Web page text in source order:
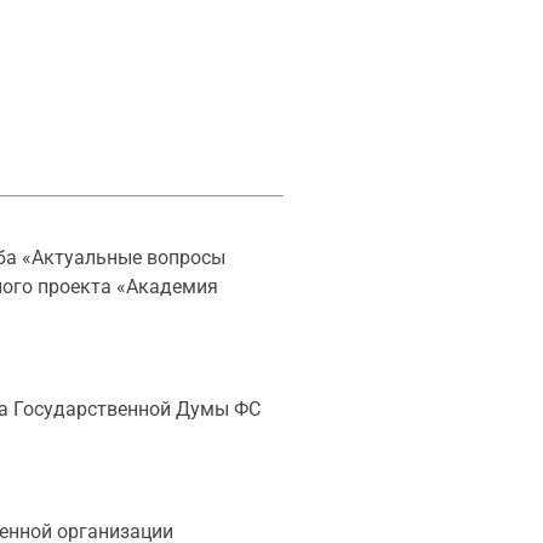
«Актуальные вопросы
проекта «Академия
Государственной Думы ФС
организации